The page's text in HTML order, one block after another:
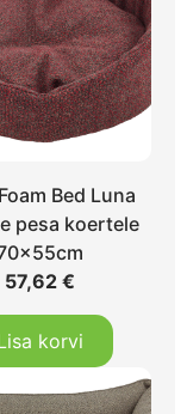
Bed Luna
pesa koertele
57,62€
korvi